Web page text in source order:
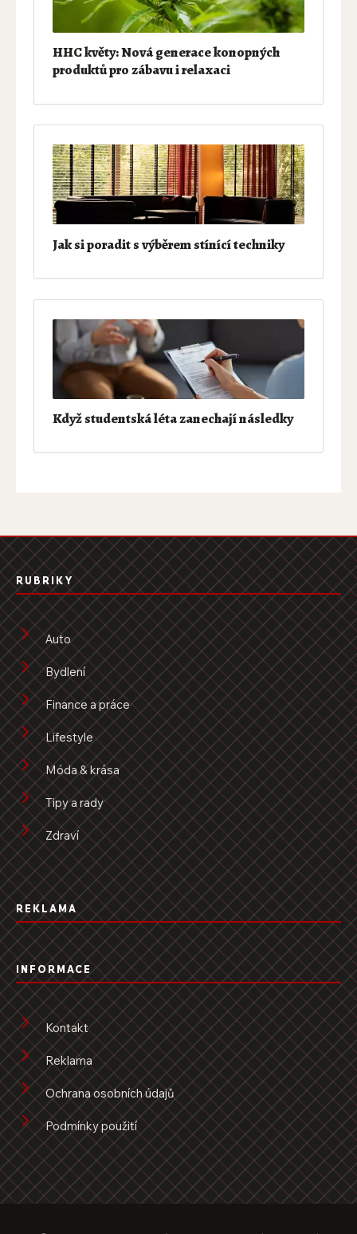
HHC květy: Nová generace konopných
produktů pro zábavu i relaxaci
Jak si poradit s výběrem stínící techniky
Když studentská léta zanechají následky
RUBRIKY
Auto
Bydlení
Finance a práce
Lifestyle
Móda & krása
Tipy a rady
Zdraví
REKLAMA
INFORMACE
Kontakt
Reklama
Ochrana osobních údajů
Podmínky použití